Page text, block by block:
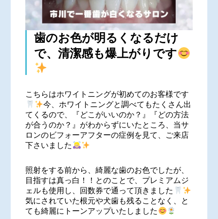
歯のお色が明るくなるだけ
で、清潔感も爆上がりです
こちらはホワイトニングが初めてのお客様です
今、ホワイトニングと調べてもたくさん出
てくるので、『どこがいいのか？』『どの方法
が合うのか？』がわからずにいたところ、当サ
ロンのビフォーアフターの症例を見て、ご来店
下さいました
照射をする前から、綺麗な歯のお色でしたが、
目指すは真っ白！！とのことで、プレミアムジ
ェルも使用し、回数券で通って頂きました
気にされていた根元や犬歯も残ることなく、と
ても綺麗にトーンアップいたしました